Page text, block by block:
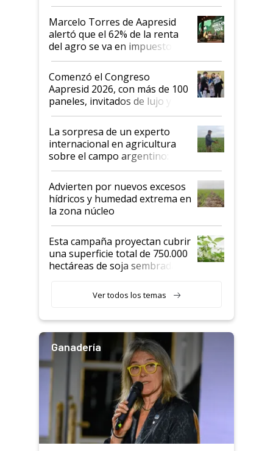
agro argentino para invertir:
"Los veo más motivados"
Marcelo Torres de Aapresid
alertó que el 62% de la renta
del agro se va en impuestos:
"No es bueno que en
Argentina se sigan discutiendo
las mismas cosas de hace 50
años"
Comenzó el Congreso
Aapresid 2026, con más de 100
paneles, invitados de lujo y
todas las tendencias
La sorpresa de un experto
internacional en agricultura
sobre el campo argentino:
"Estoy muy impresionado"
Advierten por nuevos excesos
hídricos y humedad extrema en
la zona núcleo
Esta campaña proyectan cubrir
una superficie total de 750.000
hectáreas de soja sembradas
variedades que marcan un
salto tecnológico en genética y
Ver todos los temas
Ganadería